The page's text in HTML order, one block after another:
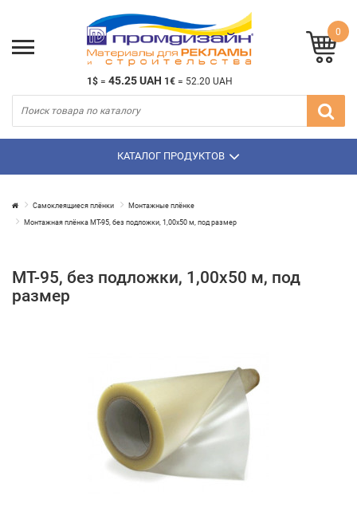
1$ = 45.25 UAH 1€ = 52.20 UAH
0
КАТАЛОГ ПРОДУКТОВ
Самоклеящиеся плёнки Монтажные плёнке
Монтажная плёнка МТ-95, без подложки, 1,00х50 м, под размер
МТ-95, без подложки, 1,00х50 м, под
размер